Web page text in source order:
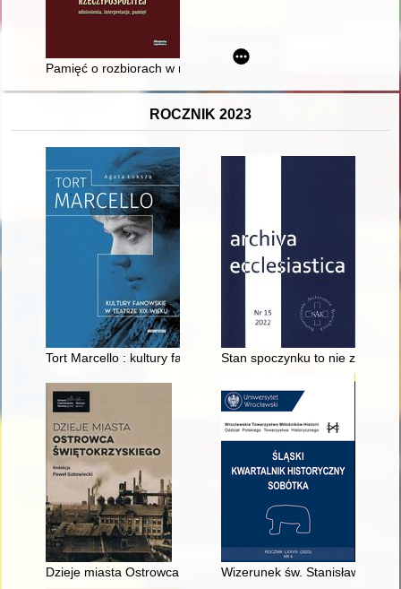
Pamięć o rozbiorach w miastach Galicji w dobie autonomii :
ROCZNIK 2023
Tort Marcello : kultury fanowskie w teatrze XIX wieku
Stan spoczynku to nie zastój :
Dzieje miasta Ostrowca ŚwiętokrzyskiegoWizerunek św. Stanisława